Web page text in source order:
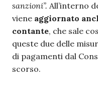
sanzioni”. All’interno
viene aggiornato
contante, che sale
queste due delle
di pagamenti dal
scorso.